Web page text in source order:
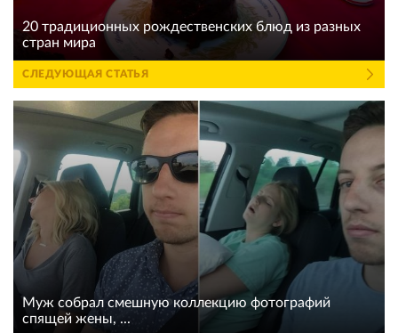
20 традиционных рождественских блюд из разных
стран мира
СЛЕДУЮЩАЯ СТАТЬЯ
Муж собрал смешную коллекцию фотографий
спящей жены, ...